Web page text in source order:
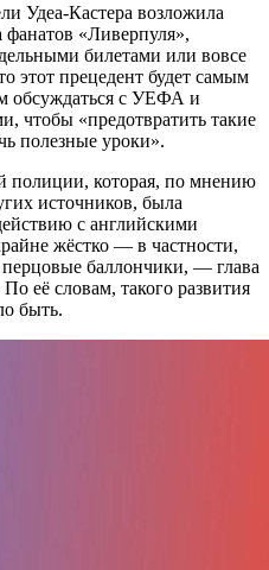
Удеа-Кастера возложила
фанатов «Ливерпуля»,
билетами или вовсе
этот прецедент будет самым
обсуждаться с УЕФА и
чтобы «предотвратить такие
полезные уроки».
полиции, которая, по мнению
источников, была
с английскими
жёстко — в частности,
баллончики, — глава
её словам, такого развития
быть.